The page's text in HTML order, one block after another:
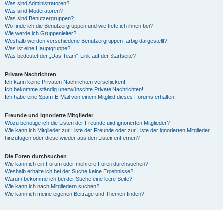
Was sind Administratoren?
Was sind Moderatoren?
Was sind Benutzergruppen?
Wo finde ich die Benutzergruppen und wie trete ich ihnen bei?
Wie werde ich Gruppenleiter?
Weshalb werden verschiedene Benutzergruppen farbig dargestellt?
Was ist eine Hauptgruppe?
Was bedeutet der „Das Team“-Link auf der Startseite?
Private Nachrichten
Ich kann keine Privaten Nachrichten verschicken!
Ich bekomme ständig unerwünschte Private Nachrichten!
Ich habe eine Spam-E-Mail von einem Mitglied dieses Forums erhalten!
Freunde und ignorierte Mitglieder
Wozu benötige ich die Listen der Freunde und ignorierten Mitglieder?
Wie kann ich Mitglieder zur Liste der Freunde oder zur Liste der ignorierten Mitglieder
hinzufügen oder diese wieder aus den Listen entfernen?
Die Foren durchsuchen
Wie kann ich ein Forum oder mehrere Foren durchsuchen?
Weshalb erhalte ich bei der Suche keine Ergebnisse?
Warum bekomme ich bei der Suche eine leere Seite?
Wie kann ich nach Mitgliedern suchen?
Wie kann ich meine eigenen Beiträge und Themen finden?